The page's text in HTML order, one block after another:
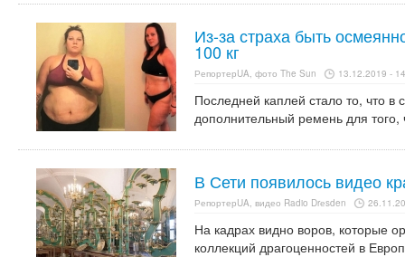
Из-за страха быть
100 кг
РепортерUA, фото The Sun 13.12.2019 -
Последней каплей стало то, что
дополнительный ремень для того,
В Сети появилось видео
РепортерUA, видео Radio Drеsden
На кадрах видно воров, которые
коллекций драгоценностей в